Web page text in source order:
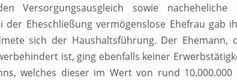
Versorgungsausgleich sowie nacheheliche
der Eheschließung vermögenslose Ehefrau gab
sich der Haushaltsführung. Der Ehemann,
ist, ging ebenfalls keiner
welches dieser im Wert von rund